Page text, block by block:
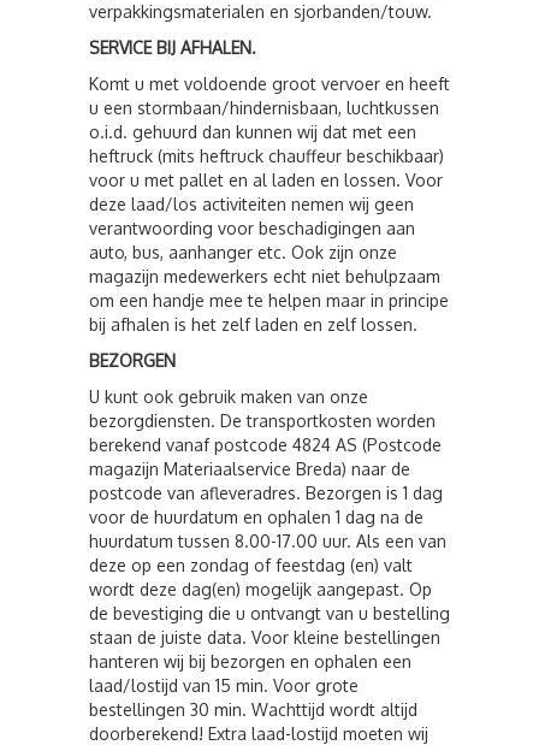
verpakkingsmaterialen en sjorbanden/touw.
SERVICE BIJ AFHALEN.
Komt u met voldoende groot vervoer en heeft
u een stormbaan/hindernisbaan, luchtkussen
o.i.d. gehuurd dan kunnen wij dat met een
heftruck (mits heftruck chauffeur beschikbaar)
voor u met pallet en al laden en lossen. Voor
deze laad/los activiteiten nemen wij geen
verantwoording voor beschadigingen aan
auto, bus, aanhanger etc. Ook zijn onze
magazijn medewerkers echt niet behulpzaam
om een handje mee te helpen maar in principe
bij afhalen is het zelf laden en zelf lossen.
BEZORGEN
U kunt ook gebruik maken van onze
bezorgdiensten. De transportkosten worden
berekend vanaf postcode 4824 AS (Postcode
magazijn Materiaalservice Breda) naar de
postcode van afleveradres. Bezorgen is 1 dag
voor de huurdatum en ophalen 1 dag na de
huurdatum tussen 8.00-17.00 uur. Als een van
deze op een zondag of feestdag (en) valt
wordt deze dag(en) mogelijk aangepast. Op
de bevestiging die u ontvangt van u bestelling
staan de juiste data. Voor kleine bestellingen
hanteren wij bij bezorgen en ophalen een
laad/lostijd van 15 min. Voor grote
bestellingen 30 min. Wachttijd wordt altijd
doorberekend! Extra laad-lostijd moeten wij